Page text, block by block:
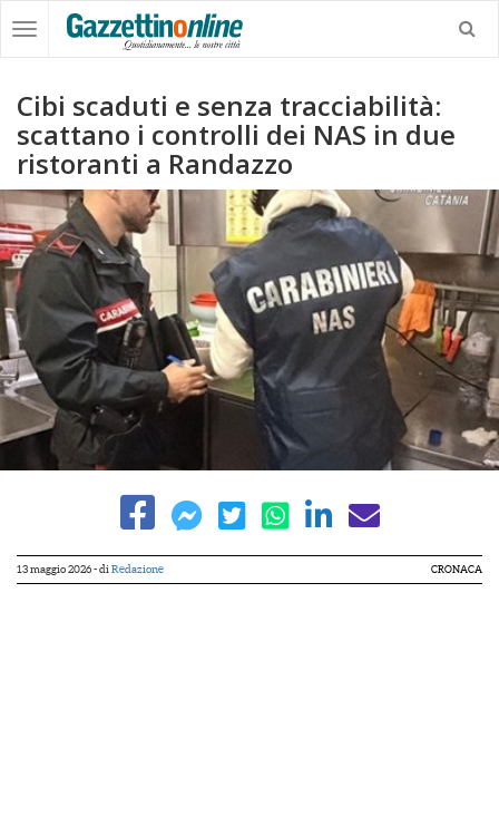
Cibi scaduti e senza tracciabilità:
scattano i controlli dei NAS in due
ristoranti a Randazzo
13 maggio 2026- di Redazione CRONACA